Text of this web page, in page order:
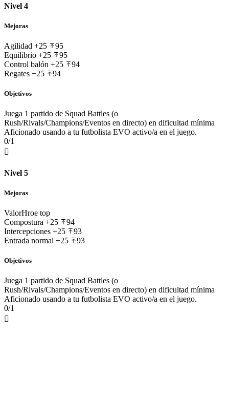
Nivel 4
Mejoras
Agilidad +25
95
Equilibrio +25
95
Control balón +25
94
Regates +25 94
Objetivos
Juega 1 partido de Squad Battles (o
Rush/Rivals/Champions/Eventos en directo) en dificultad mínima
Aficionado usando a tu futbolista EVO activo/a en el juego.
0/1

Nivel 5
Mejoras
ValorHroe top
Compostura +25
94
Intercepciones +25
93
Entrada normal +25 93
Objetivos
Juega 1 partido de Squad Battles (o
Rush/Rivals/Champions/Eventos en directo) en dificultad mínima
Aficionado usando a tu futbolista EVO activo/a en el juego.
0/1
